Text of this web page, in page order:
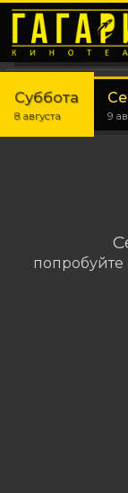
Суббота
8 августа 9
попробуйте